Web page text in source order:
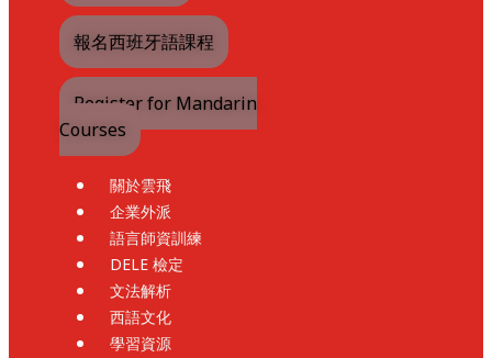
報名西班牙語課程
Register for Mandarin
Courses
關於雲飛
企業外派
語言師資訓練
DELE 檢定
文法解析
西語文化
學習資源